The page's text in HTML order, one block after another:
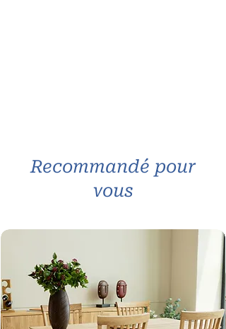
Recommandé pour
vous